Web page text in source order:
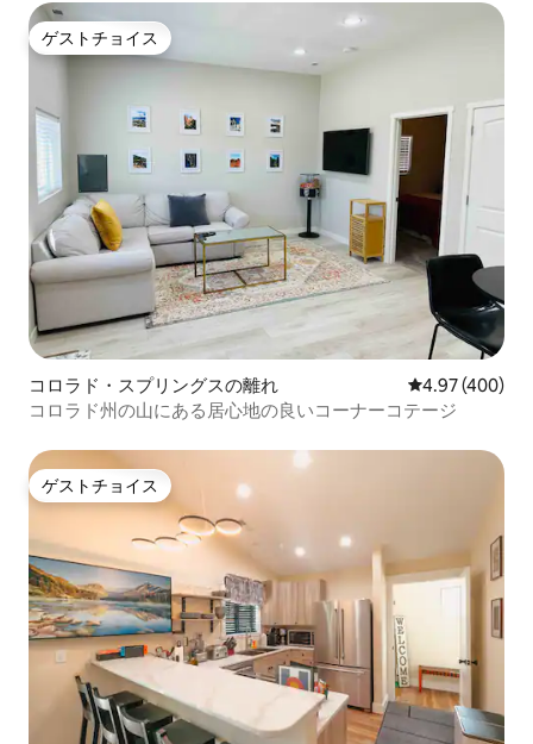
ゲストチョイス
ゲストチョイス
コロラド・スプリングスの離れ レビュー400
4.97 (400)
コロラド州の山にある居心地の良いコーナーコテージ
ゲストチョイス
ゲストチョイス